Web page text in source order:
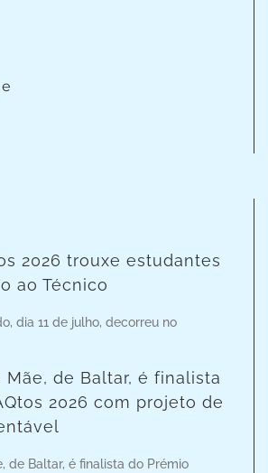
2026 trouxe estudantes
ao Técnico
dia 11 de julho, decorreu no
Mãe, de Baltar, é finalista
2026 com projeto de
de Baltar, é finalista do Prémio